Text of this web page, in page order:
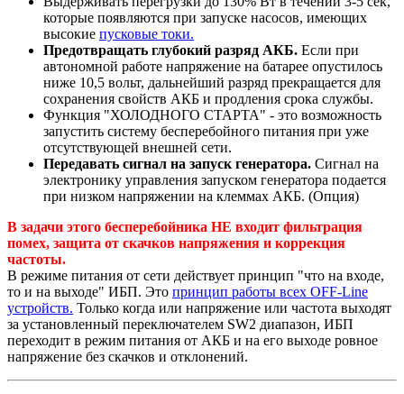
которые появляются при запуске насосов, имеющих
высокие пусковые токи.
Предотвращать глубокий разряд АКБ. Если при
автономной работе напряжение на батарее опустилось
ниже 10,5 вольт, дальнейший разряд прекращается для
сохранения свойств АКБ и продления срока службы.
Функция "ХОЛОДНОГО СТАРТА" - это возможность
запустить систему бесперебойного питания при уже
отсутствующей внешней сети.
Передавать сигнал на запуск генератора. Сигнал на
электронику управления запуском генератора подается
при низком напряжении на клеммах АКБ. (Опция)
В задачи этого бесперебойника НЕ входит фильтрация
помех, защита от скачков напряжения и коррекция
частоты.
В режиме питания от сети действует принцип "что на входе,
то и на выходе" ИБП. Это принцип работы всех OFF-Line
устройств. Только когда или напряжение или частота выходят
за установленный переключателем SW2 диапазон, ИБП
переходит в режим питания от АКБ и на его выходе ровное
напряжение без скачков и отклонений.